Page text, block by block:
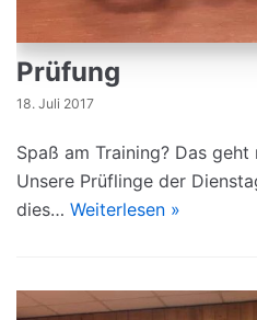
Prüfung
18. Juli 2017
Spaß am Training? Das
Unsere Prüflinge der
dies… Weiterlesen »